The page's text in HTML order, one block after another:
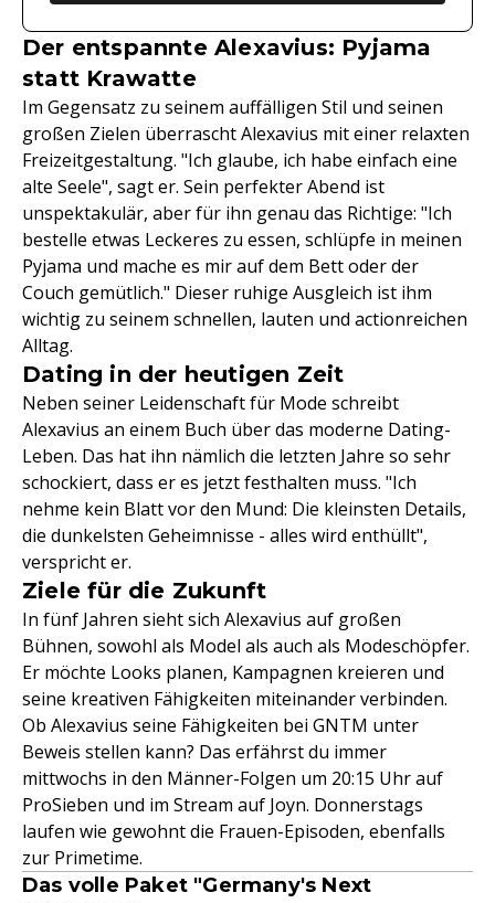
Der entspannte Alexavius: Pyjama
statt Krawatte
Im Gegensatz zu seinem auffälligen Stil und seinen
großen Zielen überrascht Alexavius mit einer relaxten
Freizeitgestaltung. "Ich glaube, ich habe einfach eine
alte Seele", sagt er. Sein perfekter Abend ist
unspektakulär, aber für ihn genau das Richtige: "Ich
bestelle etwas Leckeres zu essen, schlüpfe in meinen
Pyjama und mache es mir auf dem Bett oder der
Couch gemütlich." Dieser ruhige Ausgleich ist ihm
wichtig zu seinem schnellen, lauten und actionreichen
Alltag.
Dating in der heutigen Zeit
Neben seiner Leidenschaft für Mode schreibt
Alexavius an einem Buch über das moderne Dating-
Leben. Das hat ihn nämlich die letzten Jahre so sehr
schockiert, dass er es jetzt festhalten muss. "Ich
nehme kein Blatt vor den Mund: Die kleinsten Details,
die dunkelsten Geheimnisse - alles wird enthüllt",
verspricht er.
Ziele für die Zukunft
In fünf Jahren sieht sich Alexavius auf großen
Bühnen, sowohl als Model als auch als Modeschöpfer.
Er möchte Looks planen, Kampagnen kreieren und
seine kreativen Fähigkeiten miteinander verbinden.
Ob Alexavius seine Fähigkeiten bei GNTM unter
Beweis stellen kann? Das erfährst du immer
mittwochs in den Männer-Folgen um 20:15 Uhr auf
ProSieben und im Stream auf Joyn. Donnerstags
laufen wie gewohnt die Frauen-Episoden, ebenfalls
zur Primetime.
Das volle Paket "Germany's Next